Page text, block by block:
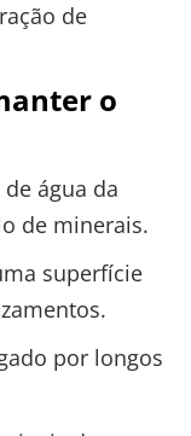
de
o
água da
de minerais.
superfície
por longos